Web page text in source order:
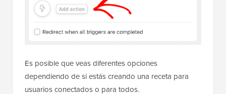
Es posible que veas diferentes opciones
dependiendo de si estás creando una receta para
usuarios conectados o para todos.